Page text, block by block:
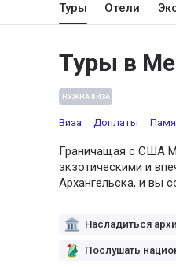
Туры Отели
Туры в
НУЖНА ВИЗА
Виза Доплаты
Граничащая с США
экзотическими и
Архангельска, и вы
Насладиться
Послушать